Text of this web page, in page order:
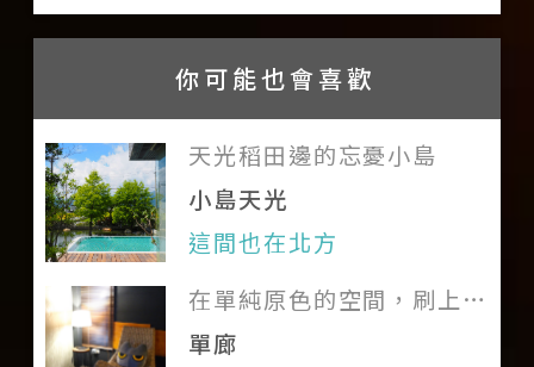
葛瑪蘭客運查詢
礁溪車站公車站，距離 1.2 公
首都客運、葛瑪蘭客運查詢
建議從礁溪火車站轉乘計程
車，約 5 分鐘，約 130 元
（時間與價格僅供參考）
你可能也會喜歡
天光稻田邊的忘憂小島
小島天光
這間也在北方
在單純原色的空間，刷上家
的溫度
單廊